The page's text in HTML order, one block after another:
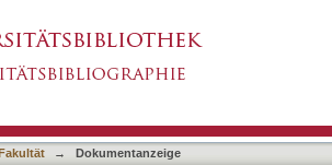
→ Dokumentanzeige